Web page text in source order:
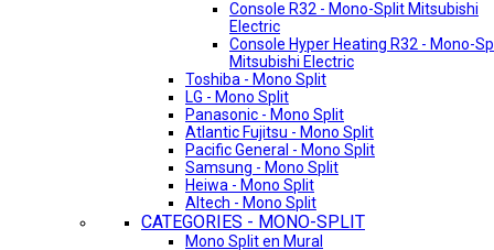
Console R32 - Mono-Split Mitsubishi
Electric
Console Hyper Heating R32 - Mono-
Mitsubishi Electric
Toshiba - Mono Split
LG - Mono Split
Panasonic - Mono Split
Atlantic Fujitsu - Mono Split
Pacific General - Mono Split
Samsung - Mono Split
Heiwa - Mono Split
Altech - Mono Split
CATEGORIES - MONO-SPLIT
Mono Split en Mural